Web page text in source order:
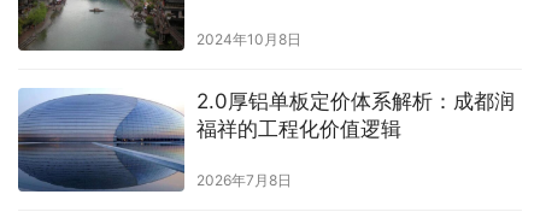
2024年10月8日
2.0厚铝单板定价体系解析：成都润
福祥的工程化价值逻辑
2026年7月8日